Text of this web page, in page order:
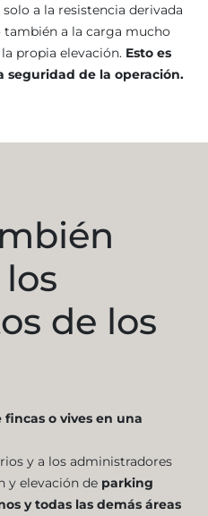
a la resistencia derivada
también a la carga mucho
propia elevación. Esto es
seguridad de la operación.
de los
o vives en una
y a los administradores
y elevación de parking
y todas las demás áreas